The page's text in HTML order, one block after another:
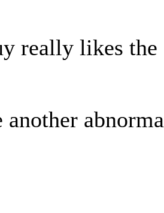
really likes
another